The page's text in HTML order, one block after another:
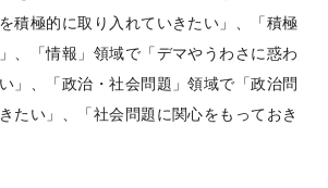
積極的に取り入れていきたい」、「積極
、「情報」領域で「デマやうわさに惑わ
」、「政治・社会問題」領域で「政治問
たい」、「社会問題に関心をもっておき